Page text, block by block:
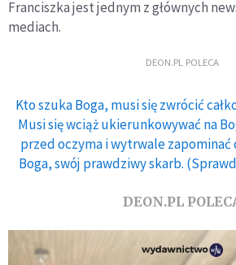
Franciszka jest jednym z głównych
mediach.
DEON.PL POLECA
Kto szuka Boga, musi się zwrócić
Musi się wciąż ukierunkowywać na
przed oczyma i wytrwale zapominać
Boga, swój prawdziwy skarb.
DEON.PL